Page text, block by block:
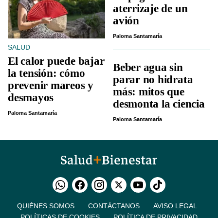
SALUD
El calor puede bajar
la tensión: cómo
prevenir mareos y
desmayos
Paloma Santamaría
aterrizaje de un
avión
Paloma Santamaría
Beber agua sin
parar no hidrata
más: mitos que
desmonta la ciencia
Paloma Santamaría
QUIÉNES SOMOS CONTÁCTANOS
AVISO LEGAL